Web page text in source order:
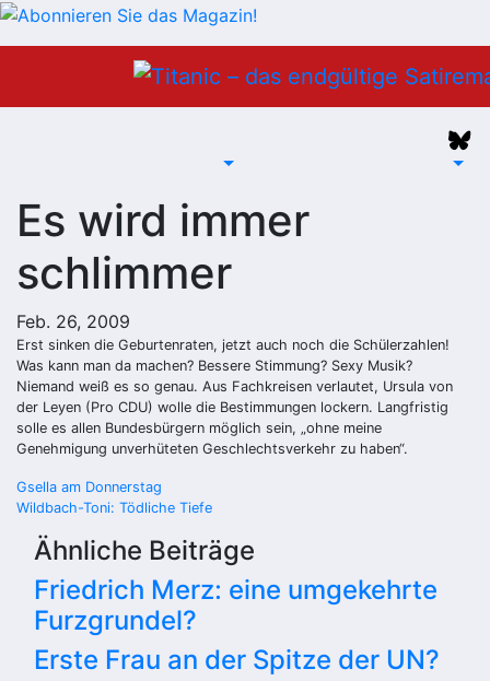
Es wird immer
schlimmer
Feb. 26, 2009
Erst sinken die Geburtenraten, jetzt auch noch die Schülerzahlen!
Was kann man da machen? Bessere Stimmung? Sexy Musik?
Niemand weiß es so genau. Aus Fachkreisen verlautet, Ursula von
der Leyen (Pro CDU) wolle die Bestimmungen lockern. Langfristig
solle es allen Bundesbürgern möglich sein, „ohne meine
Genehmigung unverhüteten Geschlechtsverkehr zu haben“.
Beitragsnavigation
Gsella am Donnerstag
Wildbach-Toni: Tödliche Tiefe
Ähnliche Beiträge
Friedrich Merz: eine umgekehrte
Furzgrundel?
Erste Frau an der Spitze der UN?